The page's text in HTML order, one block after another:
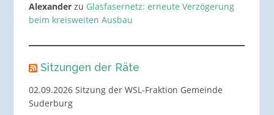
Alexanderzu Glasfasernetz: erneute Verzögerung
beim kreisweiten Ausbau
Sitzungen der Räte
02.09.2026 Sitzung der WSL-Fraktion Gemeinde
Suderburg